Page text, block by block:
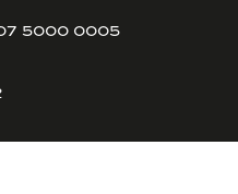
5000 0005